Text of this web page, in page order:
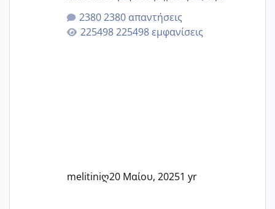
μητρότητα μέσω εξωσωματικής το 2025.
Εδώ θα μοιραστούμε αγωνίες, χαρές,
εμπειρίες και κάθε μικρή ή μεγάλη
2380 απαντήσεις
225498 εμφανίσεις
melitiniღ20 Μαίου, 20251 yr